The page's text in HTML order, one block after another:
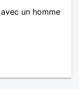
un homme